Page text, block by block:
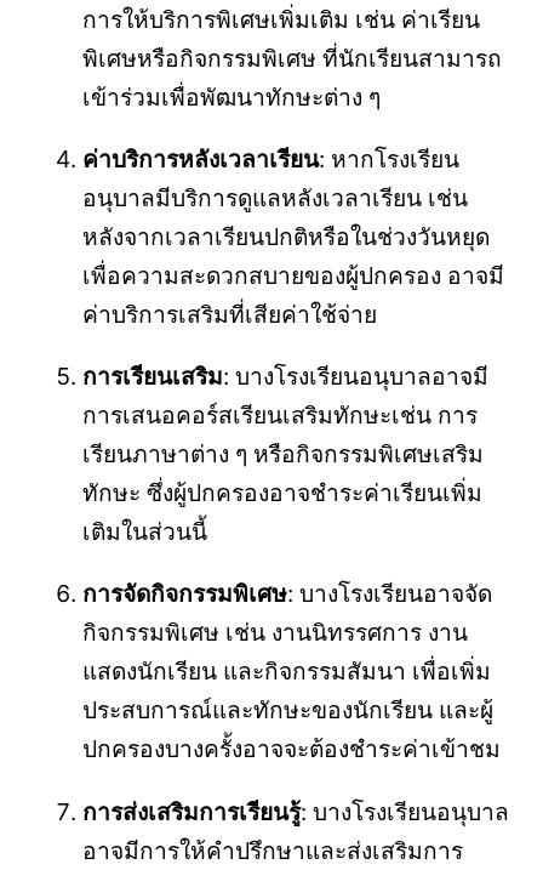
การให้บริการพิเศษเพิ่มเติม เช่น ค่าเรียน
พิเศษหรือกิจกรรมพิเศษ ที่นักเรียนสามารถ
เข้าร่วมเพื่อพัฒนาทักษะต่าง ๆ
ค่าบริการหลังเวลาเรียน: หากโรงเรียน
อนุบาลมีบริการดูแลหลังเวลาเรียน เช่น
หลังจากเวลาเรียนปกติหรือในช่วงวันหยุด
เพื่อความสะดวกสบายของผู้ปกครอง อาจมี
ค่าบริการเสริมที่เสียค่าใช้จ่าย
การเรียนเสริม: บางโรงเรียนอนุบาลอาจมี
การเสนอคอร์สเรียนเสริมทักษะเช่น การ
เรียนภาษาต่าง ๆ หรือกิจกรรมพิเศษเสริม
ทักษะ ซึ่งผู้ปกครองอาจชำระค่าเรียนเพิ่ม
เติมในส่วนนี้
การจัดกิจกรรมพิเศษ: บางโรงเรียนอาจจัด
กิจกรรมพิเศษ เช่น งานนิทรรศการ งาน
แสดงนักเรียน และกิจกรรมสัมนา เพื่อเพิ่ม
ประสบการณ์และทักษะของนักเรียน และผู้
ปกครองบางครั้งอาจจะต้องชำระค่าเข้าชม
การส่งเสริมการเรียนรู้: บางโรงเรียนอนุบาล
อาจมีการให้คำปรึกษาและส่งเสริมการ